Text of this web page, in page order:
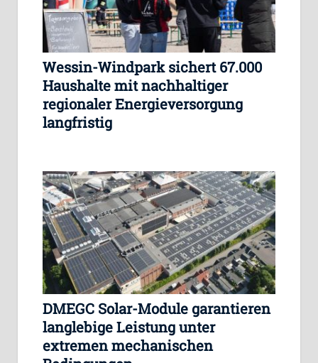
Wessin-Windpark sichert 67.000
Haushalte mit nachhaltiger
regionaler Energieversorgung
langfristig
DMEGC Solar-Module garantieren
langlebige Leistung unter
extremen mechanischen